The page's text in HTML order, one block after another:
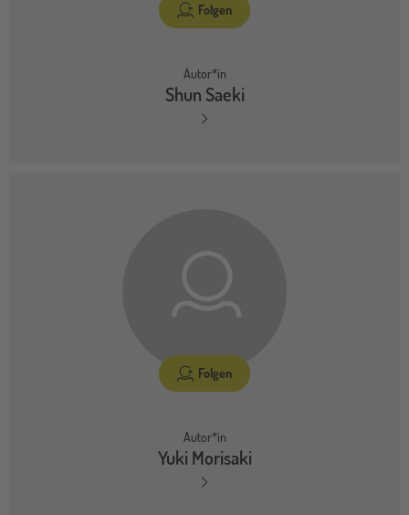
Folgen
Autor*in
Shun Saeki
Folgen
Autor*in
Yuki Morisaki